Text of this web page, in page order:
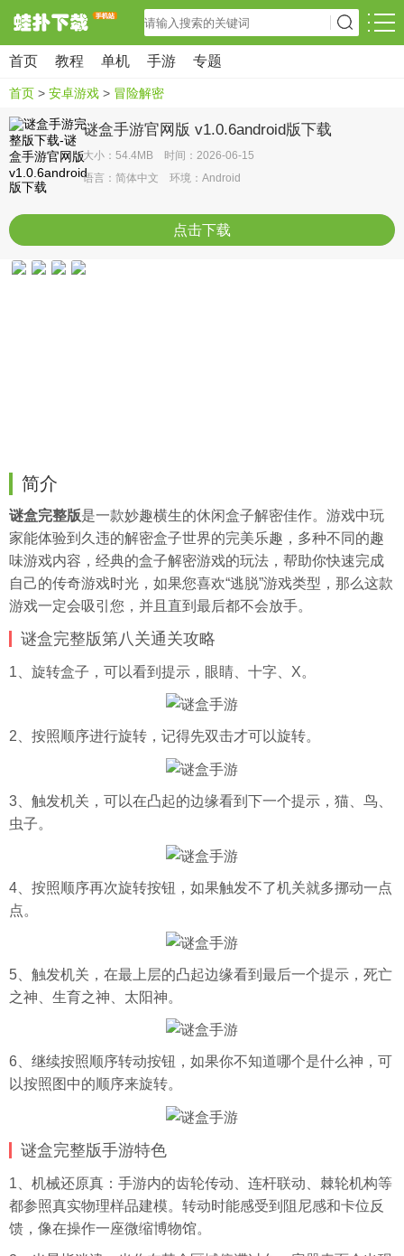
首页 教程 单机 手游 专题
首页 > 安卓游戏 > 冒险解密
谜盒手游官网版 v1.0.6android版下载
大小：54.4MB 时间：2026-06-15
语言：简体中文 环境：Android
点击下载
简介
谜盒完整版是一款妙趣横生的休闲盒子解密佳作。游戏中玩
家能体验到久违的解密盒子世界的完美乐趣，多种不同的趣
味游戏内容，经典的盒子解密游戏的玩法，帮助你快速完成
自己的传奇游戏时光，如果您喜欢“逃脱”游戏类型，那么这款
游戏一定会吸引您，并且直到最后都不会放手。
谜盒完整版第八关通关攻略
1、旋转盒子，可以看到提示，眼睛、十字、X。
2、按照顺序进行旋转，记得先双击才可以旋转。
3、触发机关，可以在凸起的边缘看到下一个提示，猫、鸟、
虫子。
4、按照顺序再次旋转按钮，如果触发不了机关就多挪动一点
点。
5、触发机关，在最上层的凸起边缘看到最后一个提示，死亡
之神、生育之神、太阳神。
6、继续按照顺序转动按钮，如果你不知道哪个是什么神，可
以按照图中的顺序来旋转。
谜盒完整版手游特色
1、机械还原真：手游内的齿轮传动、连杆联动、棘轮机构等
都参照真实物理样品建模。转动时能感受到阻尼感和卡位反
馈，像在操作一座微缩博物馆。